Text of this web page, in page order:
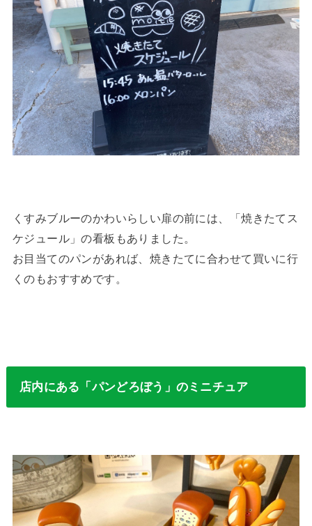
くすみブルーのかわいらしい扉の前には、「焼きたてス
ケジュール」の看板もありました。
お目当てのパンがあれば、焼きたてに合わせて買いに行
くのもおすすめです。
店内にある「パンどろぼう」のミニチュア